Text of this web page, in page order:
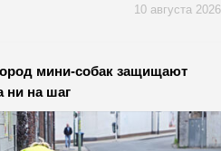
10 августа 2026
мини-собак защищают
ни на шаг